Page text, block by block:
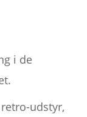
i de
udstyr,